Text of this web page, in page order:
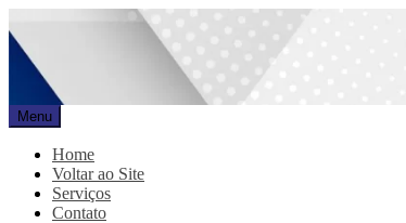
para
conteúdo
Promar
Blog
Menu
Home
Voltar ao Site
Serviços
Contato